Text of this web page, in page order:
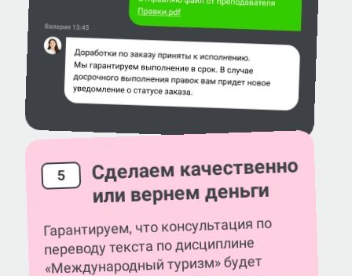
5 Сделаем качественно
или вернем деньги
Гарантируем, что консультация по
переводу текста по дисциплине
«Международный туризм» будет